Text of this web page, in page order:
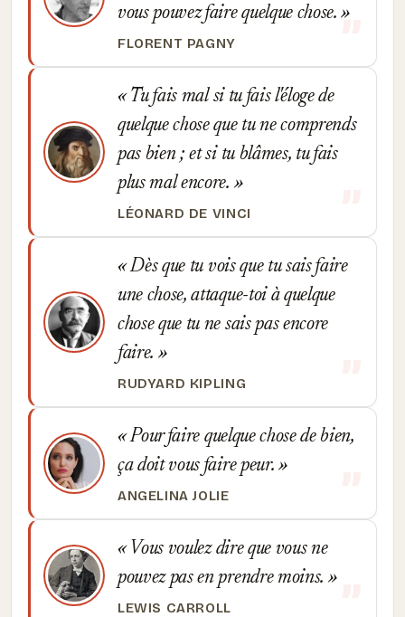
vous pouvez faire quelque chose.
FLORENT PAGNY
Tu fais mal si tu fais l'éloge de
quelque chose que tu ne comprends
pas bien ; et si tu blâmes, tu fais
plus mal encore.
LÉONARD DE VINCI
Dès que tu vois que tu sais faire
une chose, attaque-toi à quelque
chose que tu ne sais pas encore
faire.
RUDYARD KIPLING
Pour faire quelque chose de bien,
ça doit vous faire peur.
ANGELINA JOLIE
Vous voulez dire que vous ne
pouvez pas en prendre moins.
LEWIS CARROLL